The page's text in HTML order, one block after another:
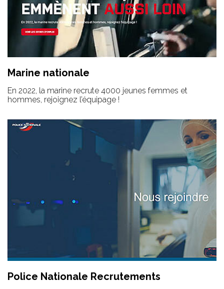
Marine nationale
En 2022, la marine recrute 4000 jeunes femmes et
hommes, rejoignez l’équipage !
Police Nationale Recrutements